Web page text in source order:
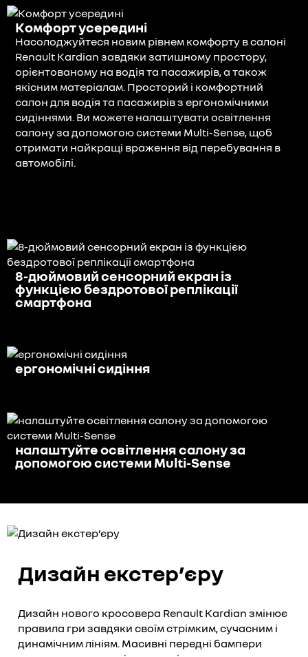
Комфорт усередині
Насолоджуйтеся новим рівнем комфорту в салоні
Renault Kardian завдяки затишному простору,
орієнтованому на водія та пасажирів, а також
якісним матеріалам. Просторий і комфортний
салон для водія та пасажирів з ергономічними
сидіннями. Ви можете налаштувати освітлення
салону за допомогою системи Multi-Sense, щоб
отримати найкращі враження від перебування в
автомобілі.
8-дюймовий сенсорний екран із
функцією бездротової реплікації
смартфона
ергономічні сидіння
налаштуйте освітлення салону за
допомогою системи Multi-Sense
Дизайн екстер’єру
Дизайн нового кросовера Renault Kardian змінює
правила гри завдяки своїм стрімким, сучасним і
динамічним лініям. Масивні передні бампери